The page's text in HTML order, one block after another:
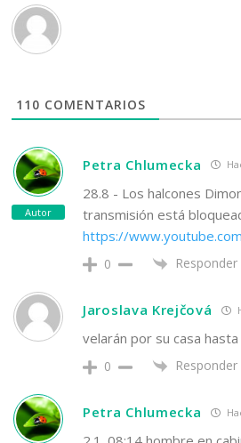
110 COMENTARIOS
Autor
Petra Chlumecka
28.8 - Los halcones
transmisión está
https://
0 Responder
Jaroslava Krejčová
velarán por su casa
0 Responder
Petra Chlumecka